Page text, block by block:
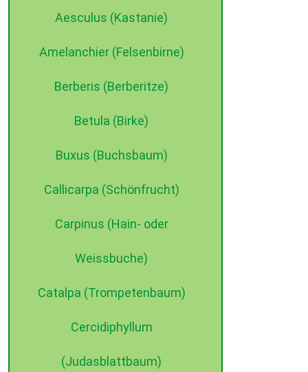
Aesculus (Kastanie)
Amelanchier (Felsenbirne)
Berberis (Berberitze)
Betula (Birke)
Buxus (Buchsbaum)
Callicarpa (Schönfrucht)
Carpinus (Hain- oder
Weissbuche)
Catalpa (Trompetenbaum)
Cercidiphyllum
(Judasblattbaum)